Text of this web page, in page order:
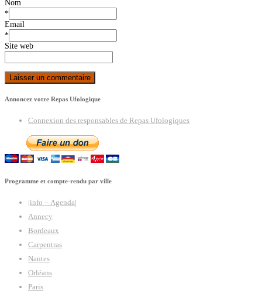
Nom
*
Email
*
Site web
Annoncez votre Repas Ufologique
Connexion des responsables de Repas Ufologiques
Programme et compte-rendu par ville
|info – Agenda|
Annecy
Bordeaux
Carpentras
Nantes
Orléans
Paris